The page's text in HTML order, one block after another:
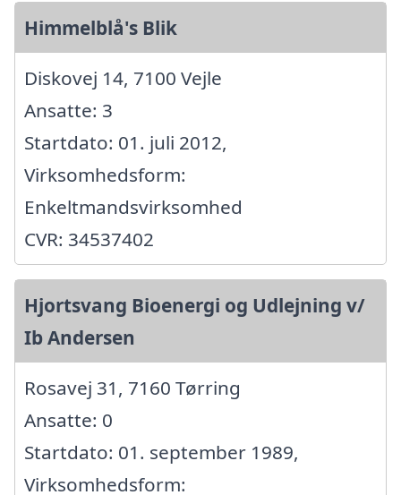
Himmelblå's Blik
Diskovej 14, 7100 Vejle
Ansatte: 3
Startdato: 01. juli 2012,
Virksomhedsform:
Enkeltmandsvirksomhed
CVR: 34537402
Hjortsvang Bioenergi og Udlejning v/
Ib Andersen
Rosavej 31, 7160 Tørring
Ansatte: 0
Startdato: 01. september 1989,
Virksomhedsform: